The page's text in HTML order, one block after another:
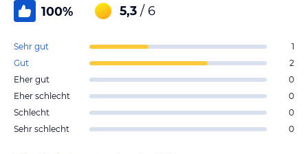
100% 5,3 / 6
Sehr gut
1
Gut
2
Eher gut
0
Eher schlecht
0
Schlecht
0
Sehr schlecht
0